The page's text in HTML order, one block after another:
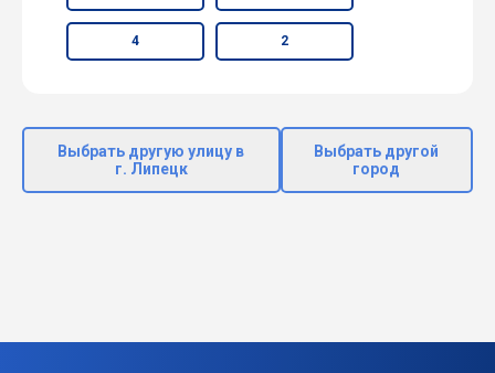
4 2
Выбрать другую улицу в
г. Липецк
Выбрать другой
город